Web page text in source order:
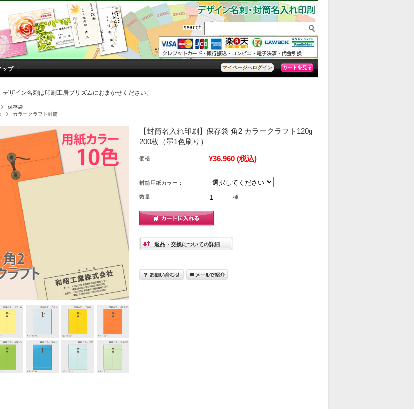
マイページへログイン カートを見る
ップ
デザイン名刺は印刷工房プリズムにおまかせください。
保存袋
カラークラフト封筒
【封筒名入れ印刷】保存袋 角2 カラークラフト120g
200枚（墨1色刷り）
価格: ¥36,960 (税込)
封筒用紙カラー：
数量: 種
返品・交換についての詳細